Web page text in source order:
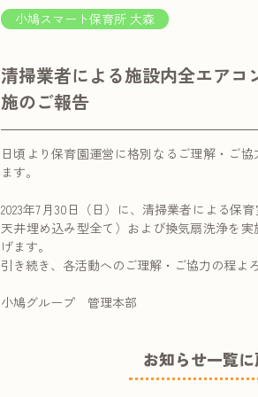
小鳩スマート保育所 大森
清掃業者による施設内全エアコ
施のご報告
日頃より保育園運営に格別なるご理解・ご
ます。
2023年7月30日（日）に、清掃業者による保
天井埋め込み型全て）および換気扇洗浄を
げます。
引き続き、各活動へのご理解・ご協力の程よ
小鳩グループ 管理本部
お知らせ一覧に